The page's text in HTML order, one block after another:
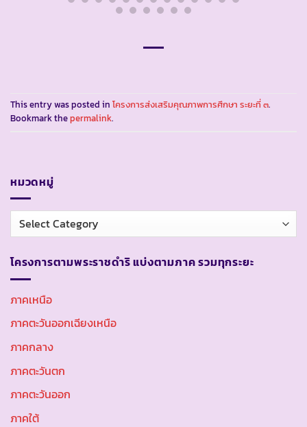
This entry was posted in โครงการส่งเสริมคุณภาพการศึกษา ระยะที่ ๓.
Bookmark thepermalink.
หมวดหมู่
หมวด
หมู่
โครงการตามพระราชดำริ แบ่งตามภาค รวมทุกระยะ
ภาคเหนือ
ภาคตะวันออกเฉียงเหนือ
ภาคกลาง
ภาคตะวันตก
ภาคตะวันออก
ภาคใต้